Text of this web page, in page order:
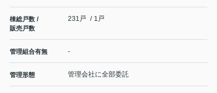
棟総戸数 /
販売戸数
231戸 / 1戸
管理組合有無 -
管理形態 管理会社に全部委託